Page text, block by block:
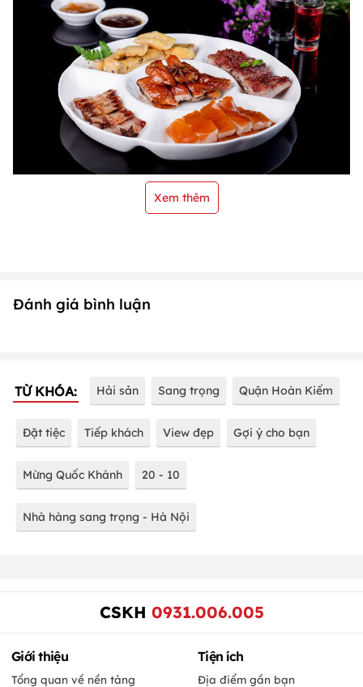
Xem thêm
Đánh giá bình luận
TỪ KHÓA: Hải sản Sang trọng Quận Hoàn Kiếm
Đặt tiệc Tiếp khách View đẹp Gợi ý cho bạn
Mừng Quốc Khánh 20 - 10
Nhà hàng sang trọng - Hà Nội
CSKH 0931.006.005
Giới thiệu
Tổng quan về nền tảng
Tiện ích
Địa điểm gần bạn